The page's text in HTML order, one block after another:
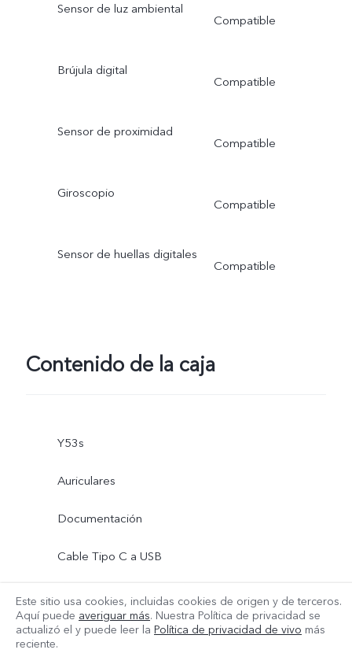
Sensor de luz ambiental
Compatible
Brújula digital
Compatible
Sensor de proximidad
Compatible
Giroscopio
Compatible
Sensor de huellas digitales
Compatible
Contenido de la caja
Y53s
Auriculares
Documentación
Cable Tipo C a USB
Adaptador de corriente USB
Herramienta de expulsión de SIM
Más
Este sitio usa cookies, incluidas cookies de origen y de terceros.
Aquí puede averiguar más. Nuestra Política de privacidad se
actualizó el y puede leer la Política de privacidad de vivo más
reciente.